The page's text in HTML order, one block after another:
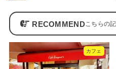
RECOMMEND
カフェ